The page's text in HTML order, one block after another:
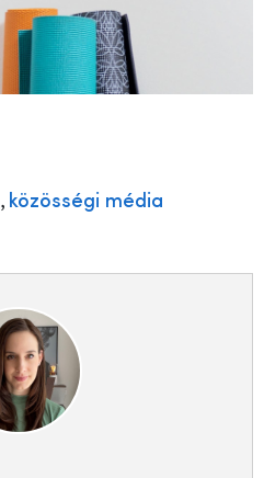
, közösségi média